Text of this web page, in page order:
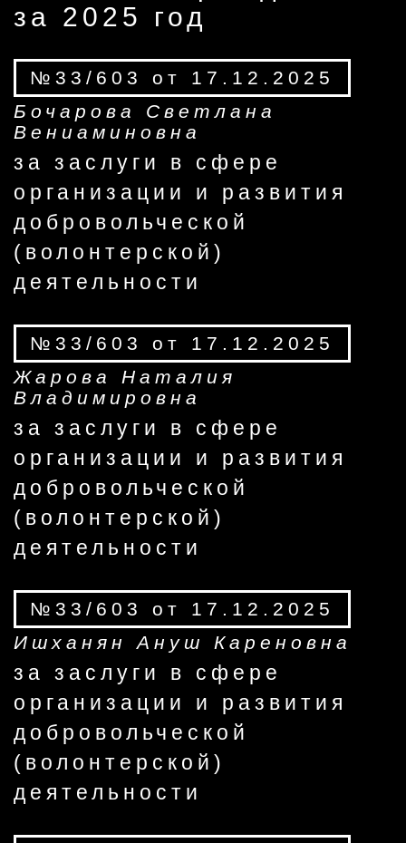
за 2025 год
№33/603 от 17.12.2025
Бочарова Светлана
Вениаминовна
за заслуги в сфере
организации и развития
добровольческой
(волонтерской)
деятельности
№33/603 от 17.12.2025
Жарова Наталия
Владимировна
за заслуги в сфере
организации и развития
добровольческой
(волонтерской)
деятельности
№33/603 от 17.12.2025
Ишханян Ануш Кареновна
за заслуги в сфере
организации и развития
добровольческой
(волонтерской)
деятельности